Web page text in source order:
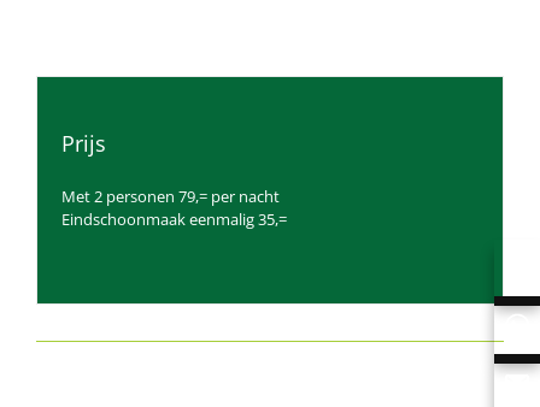
Prijs
Met 2 personen 79,= per nacht
Eindschoonmaak eenmalig 35,=